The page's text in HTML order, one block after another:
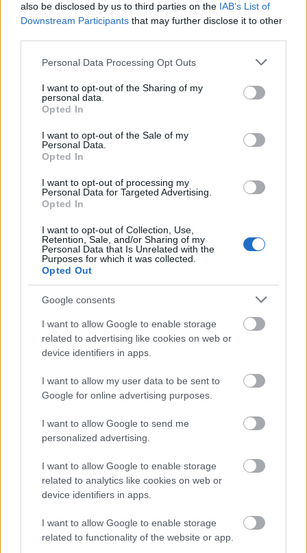
also be disclosed by us to third parties on the IAB’s List of
Downstream Participants that may further disclose it to other
Please note that this website/app uses one or more Google
not limited to your visit or usage behaviour. You may click to
grant or deny consent to Google and its third-party tags to
use your data for below specified purposes in below Google
consent section.
Personal Data Processing Opt Outs
I want to opt-out of the Sharing of my
personal data.
Opted In
I want to opt-out of the Sale of my
Personal Data.
Opted In
I want to opt-out of processing my
Personal Data for Targeted Advertising.
Opted In
I want to opt-out of Collection, Use,
Retention, Sale, and/or Sharing of my
Personal Data that Is Unrelated with the
Purposes for which it was collected.
Opted Out
Google consents
I want to allow Google to enable storage
related to advertising like cookies on web or
device identifiers in apps.
I want to allow my user data to be sent to
Google for online advertising purposes.
I want to allow Google to send me
personalized advertising.
I want to allow Google to enable storage
related to analytics like cookies on web or
device identifiers in apps.
I want to allow Google to enable storage
related to functionality of the website or app.
FELIRATKOZÁS
Országos hírek
továbbképzésekkel erősít a Gál Ferenc
HIRDETÉS
HIRDETÉS
HIRDETÉS
LEGOLVASOTTABB